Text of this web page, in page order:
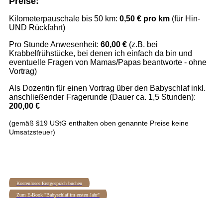
Kilometerpauschale bis 50 km: 0,50 € pro km(für Hin-
UND Rückfahrt)
Pro Stunde Anwesenheit: 60,00 €(z.B. bei
Krabbelfrühstücke, bei denen ich einfach da bin und
eventuelle Fragen von Mamas/Papas beantworte - ohne
Vortrag)
Als Dozentin für einen Vortrag über den Babyschlaf inkl.
anschließender Fragerunde (Dauer ca. 1,5 Stunden):
200,00 €
(gemäß §19 UStG enthalten oben genannte Preise keine
Umsatzsteuer)
Kostenloses Erstgespräch buchen
Zum E-Book "Babyschlaf im ersten Jahr"